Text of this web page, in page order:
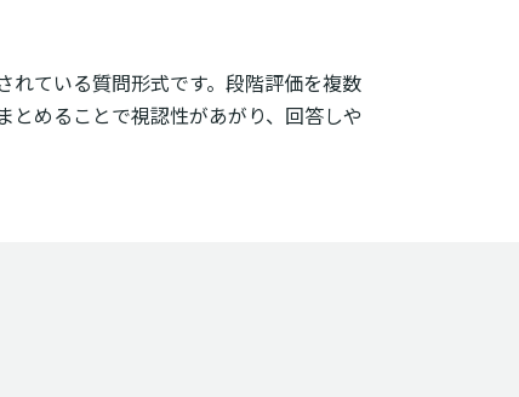
れている質問形式です。段階評価を複数
とめることで視認性があがり、回答しや